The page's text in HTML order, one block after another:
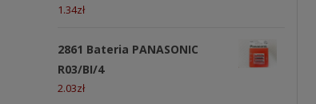
1.34zł
2861 Bateria PANASONIC
R03/BI/4
2.03zł